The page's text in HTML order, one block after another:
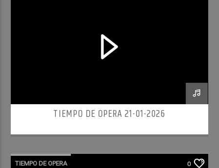
TIEMPO DE OPERA 21-01-2026
TIEMPO DE OPERA 0